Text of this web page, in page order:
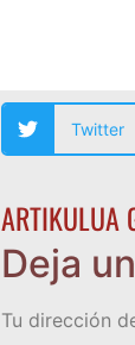
Twitter
ARTIKULUA
Deja
Tu dirección